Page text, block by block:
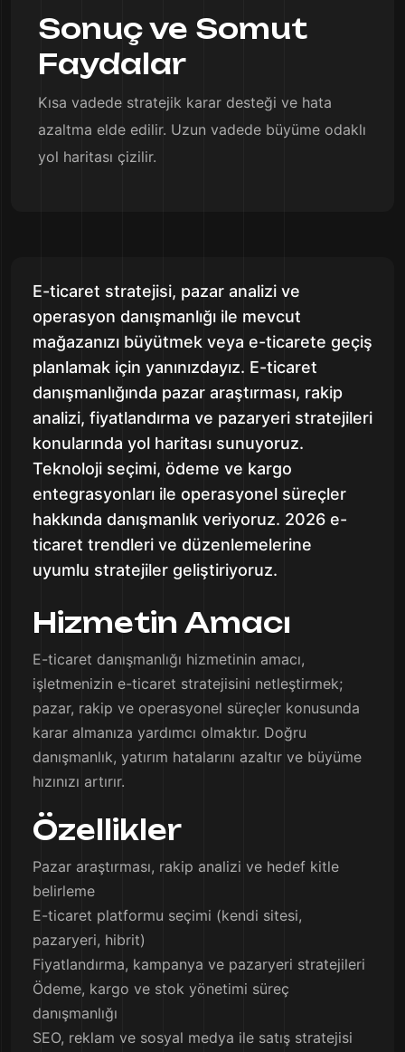
Sonuç ve Somut
Faydalar
Kısa vadede stratejik karar desteği ve hata
azaltma elde edilir. Uzun vadede büyüme odaklı
yol haritası çizilir.
E-ticaret stratejisi, pazar analizi ve
operasyon danışmanlığı ile mevcut
mağazanızı büyütmek veya e-ticarete geçiş
planlamak için yanınızdayız. E-ticaret
danışmanlığında pazar araştırması, rakip
analizi, fiyatlandırma ve pazaryeri stratejileri
konularında yol haritası sunuyoruz.
Teknoloji seçimi, ödeme ve kargo
entegrasyonları ile operasyonel süreçler
hakkında danışmanlık veriyoruz. 2026 e-
ticaret trendleri ve düzenlemelerine
uyumlu stratejiler geliştiriyoruz.
Hizmetin Amacı
E-ticaret danışmanlığı hizmetinin amacı,
işletmenizin e-ticaret stratejisini netleştirmek;
pazar, rakip ve operasyonel süreçler konusunda
karar almanıza yardımcı olmaktır. Doğru
danışmanlık, yatırım hatalarını azaltır ve büyüme
hızınızı artırır.
Özellikler
Pazar araştırması, rakip analizi ve hedef kitle
belirleme
E-ticaret platformu seçimi (kendi sitesi,
pazaryeri, hibrit)
Fiyatlandırma, kampanya ve pazaryeri stratejileri
Ödeme, kargo ve stok yönetimi süreç
danışmanlığı
SEO, reklam ve sosyal medya ile satış stratejisi